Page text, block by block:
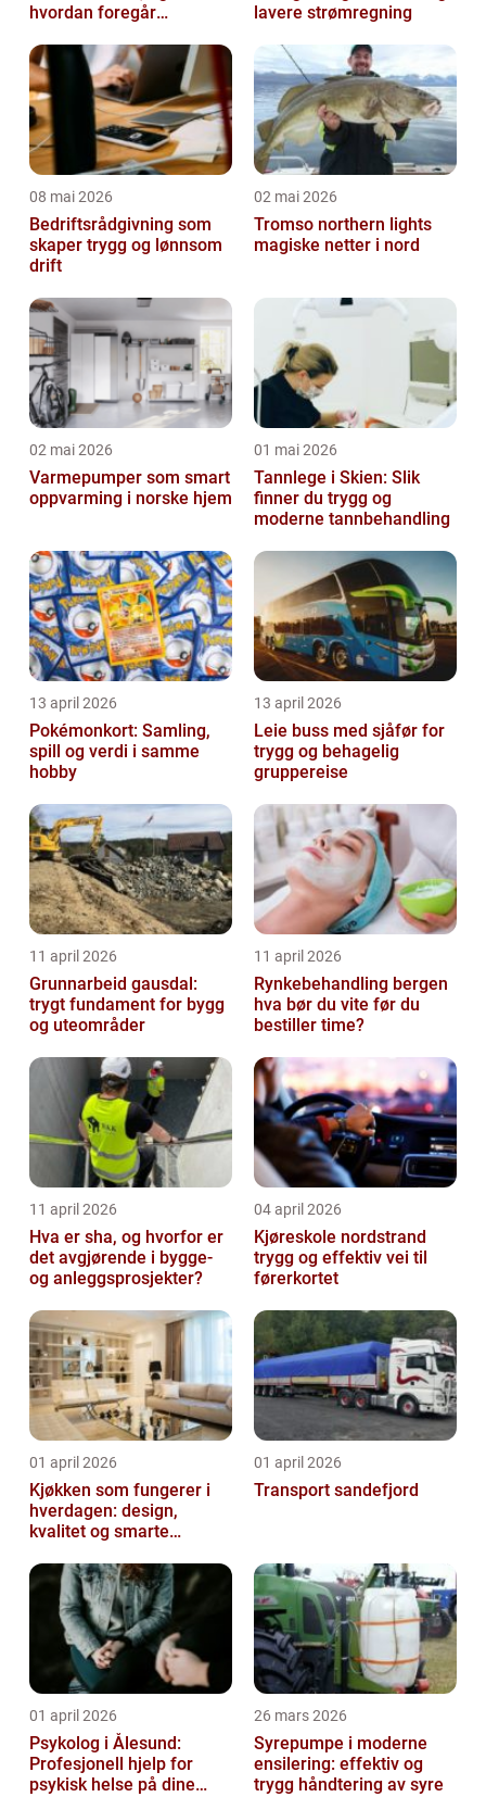
hvordan foregår
lavere strømregning
08 mai 2026
Bedriftsrådgivning som
skaper trygg og lønnsom
drift
02 mai 2026
Tromso northern lights
magiske netter i nord
02 mai 2026
Varmepumper som smart
oppvarming i norske hjem
01 mai 2026
Tannlege i Skien: Slik
finner du trygg og
moderne tannbehandling
13 april 2026
Pokémonkort: Samling,
spill og verdi i samme
hobby
13 april 2026
Leie buss med sjåfør for
trygg og behagelig
gruppereise
11 april 2026
Grunnarbeid gausdal:
trygt fundament for bygg
og uteområder
11 april 2026
Rynkebehandling bergen
hva bør du vite før du
bestiller time?
11 april 2026
Hva er sha, og hvorfor er
det avgjørende i bygge-
og anleggsprosjekter?
04 april 2026
Kjøreskole nordstrand
trygg og effektiv vei til
førerkortet
01 april 2026
Kjøkken som fungerer i
hverdagen: design,
kvalitet og smarte
01 april 2026
Transport sandefjord
01 april 2026
Psykolog i Ålesund:
Profesjonell hjelp for
psykisk helse på dine
26 mars 2026
Syrepumpe i moderne
ensilering: effektiv og
trygg håndtering av syre